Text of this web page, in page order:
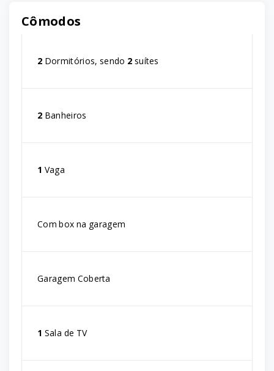
Cômodos
2 Dormitórios, sendo 2 suítes
2 Banheiros
1 Vaga
Com box na garagem
Garagem Coberta
1 Sala de TV